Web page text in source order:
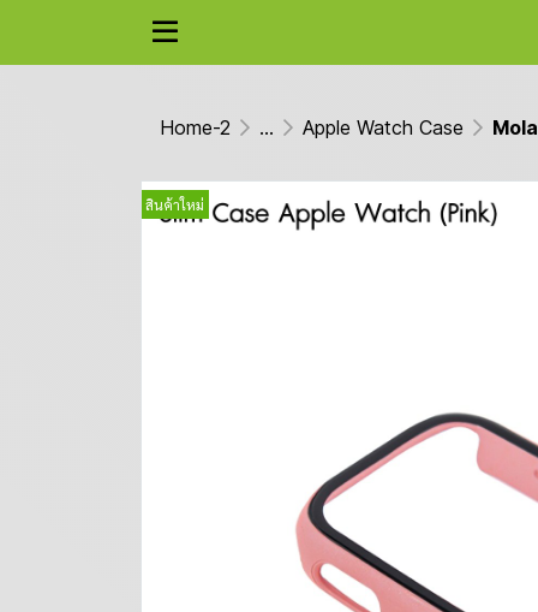
Home-2 ... Apple Watch Case
สินค้าใหม่